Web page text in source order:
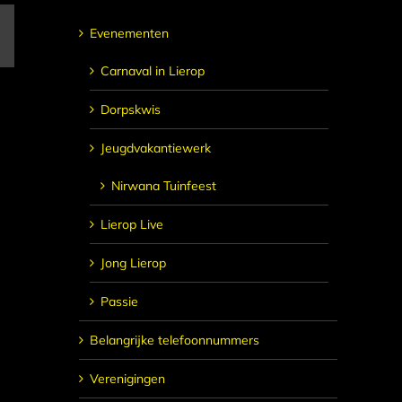
Evenementen
Carnaval in Lierop
Dorpskwis
Jeugdvakantiewerk
Nirwana Tuinfeest
Lierop Live
Jong Lierop
Passie
Belangrijke telefoonnummers
Verenigingen